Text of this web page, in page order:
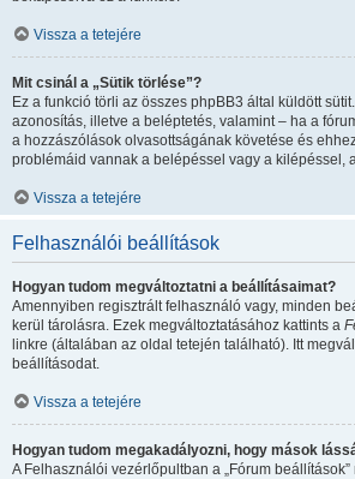
Vissza a tetejére
Mit csinál a „Sütik törlése”?
Ez a funkció törli az összes phpBB3 által küldött
azonosítás, illetve a beléptetés, valamint – ha a
a hozzászólások olvasottságának követése és
problémáid vannak a belépéssel vagy a kilépéssel,
Vissza a tetejére
Felhasználói beállítások
Hogyan tudom megváltoztatni a beállításaimat?
Amennyiben regisztrált felhasználó vagy, minden
kerül tárolásra. Ezek megváltoztatásához kattints a
linkre (általában az oldal tetején található). Itt
beállításodat.
Vissza a tetejére
Hogyan tudom megakadályozni, hogy mások
A Felhasználói vezérlőpultban a „Fórum